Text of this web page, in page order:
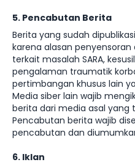
5. Pencabutan Berita
Berita yang sudah
karena alasan penyensoran
terkait masalah SARA,
pengalaman traumatik
pertimbangan khusus lain
Media siber lain wajib
berita dari media asal yang
Pencabutan berita wajib
pencabutan dan
6. Iklan